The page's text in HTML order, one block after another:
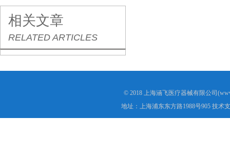
相关文章
RELATED ARTICLES
© 2018 上海涵飞医疗器械有限公司
地址：上海浦东东方路1988号905 技术